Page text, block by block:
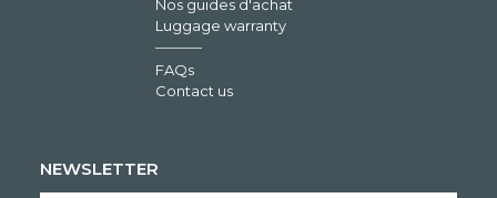
Nos guides d'achat
Luggage warranty
FAQs
Contact us
NEWSLETTER